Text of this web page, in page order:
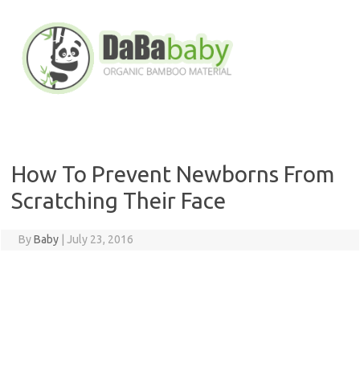
content
How To Prevent Newborns From
Scratching Their Face
ByBaby July 23, 2016